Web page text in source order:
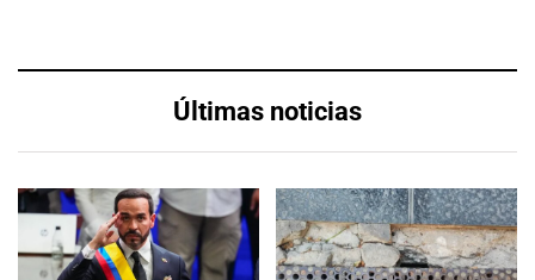
Últimas noticias